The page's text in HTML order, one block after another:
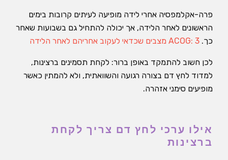
פרה-אקלמפסיה אחרי לידה מופיעה לעיתים קרובות בימים
הראשונים לאחר הלידה, אך יכולה להתחיל גם בשבועות שאחר
כך. ACOG: 3 מצבים שכדאי לעקוב אחריהם לאחר הלידה
לכן חשוב להתמקד באופן ברור: לקחת תסמינים ברצינות,
למדוד לחץ דם בצורה רגועה והשוואתית, ולא להמתין כאשר
מופיעים סימני אזהרה.
אילו ערכי לחץ דם צריך לקחת
ברצינות